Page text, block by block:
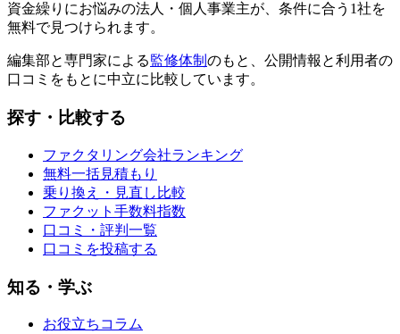
資金繰りにお悩みの法人・個人事業主が、条件に合う1社を
無料で見つけられます。
編集部と専門家による監修体制 のもと、公開情報と利用者の
口コミをもとに中立に比較しています。
探す・比較する
ファクタリング会社ランキング
無料一括見積もり
乗り換え・見直し比較
ファクット手数料指数
口コミ・評判一覧
口コミを投稿する
知る・学ぶ
お役立ちコラム